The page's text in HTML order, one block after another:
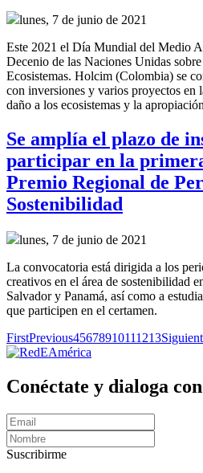
lunes, 7 de junio de 2021
Este 2021 el Día Mundial del Medio
Decenio de las Naciones Unidas
Ecosistemas. Holcim (Colombia) se
con inversiones y varios proyectos en
daño a los ecosistemas y la
Se amplía el plazo de
participar en la
Premio Regional de
Sostenibilidad
lunes, 7 de junio de 2021
La convocatoria está dirigida a los
creativos en el área de sostenibilidad
Salvador y Panamá, así como a
que participen en el certamen.
FirstPrevious45678910111213
Conéctate y dialoga
Suscribirme